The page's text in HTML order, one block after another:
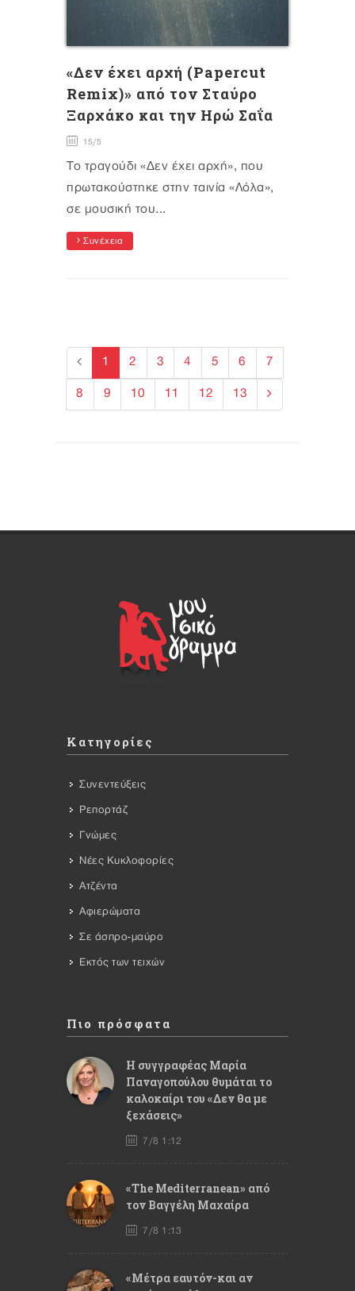
«Δεν έχει αρχή (Papercut
Remix)» από τον Σταύρο
Ξαρχάκο και την Ηρώ Σαΐα
15/5
Το τραγούδι «Δεν έχει αρχή», που
πρωτακούστηκε στην ταινία «Λόλα»,
σε μουσική του...
Συνέχεια
1 2 3 4 5 6 7
8 9 10 11 12 13
Κατηγορίες
Συνεντεύξεις
Ρεπορτάζ
Γνώμες
Νέες Κυκλοφορίες
Ατζέντα
Αφιερώματα
Σε άσπρο-μαύρο
Εκτός των τειχών
Πιο πρόσφατα
Η συγγραφέας Μαρία
Παναγοπούλου θυμάται το
καλοκαίρι του «Δεν θα με
ξεχάσεις»
7/8 1:12
«The Mediterranean» από
τον Βαγγέλη Μαχαίρα
7/8 1:13
«Μέτρα εαυτόν-και αν